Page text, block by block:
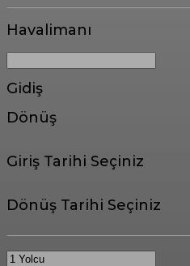
Havalimanı
Gidiş
Dönüş
Giriş Tarihi Seçiniz
Dönüş Tarihi Seçiniz